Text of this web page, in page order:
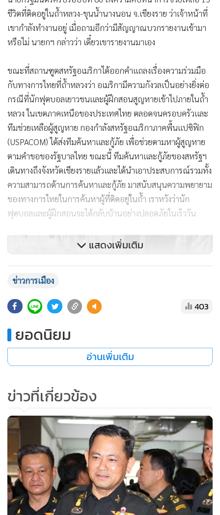
ชีวิตที่ติดอยู่ในถ้ำหลวง-ขุนน้ำนางนอน จ.เชียงราย ว่าเจ้าหน้าที่
เขากำลังทำงานอยู่ เมื่อถามอีกว่ามีสัญญาณบวกรายงานเข้ามา
หรือไม่ นายกฯ กล่าวว่า เดี๋ยวเขารายงานมาเอง
ขณะที่สถานฑูตสหรัฐอเมริกาได้ออกคำแถลงเรื่องความร่วมมือ
กับทางการไทยที่ถ้ำหลวงว่า อเมริกามีความกังวลเป็นอย่างยิ่งต่อ
กรณีที่นักฟุตบอลเยาวชนและผู้ฝึกสอนสูญหายเข้าไปภายในถ้ำ
หลวง ในเขตภาคเหนือของประเทศไทย ตลอดจนครอบครัวและ
ทีมช่วยเหลือผู้สูญหาย กองกำลังสหรัฐอเมริกาภาคพื้นแปซิฟิก
(USPACOM) ได้ส่งทีมค้นหาและกู้ภัย เพื่อช่วยตามหาผู้สูญหาย
ตามคำขอของรัฐบาลไทย ขณะนี้ ทีมค้นหาและกู้ภัยของสหรัฐฯ
เดินทางถึงจังหวัดเชียงรายแล้วและได้นำเอาประสบการณ์รวมทั้ง
ความสามารถด้านการค้นหาและกู้ภัย มาสนับสนุนความพยายาม
ของทางการไทยในการค้นหาผู้ที่ติดอยู่ในถ้ำ เราหวังว่านัก
ฟุตบอลและผู้ฝึกสอนจะได้กลับบ้านอย่างปลอดภัยในเร็ววัน
แสดงเพิ่มเติม
ข่าวการเมือง
403
ยอดนิยม
อ่านเพิ่มเติม
ข่าวที่เกี่ยวข้อง